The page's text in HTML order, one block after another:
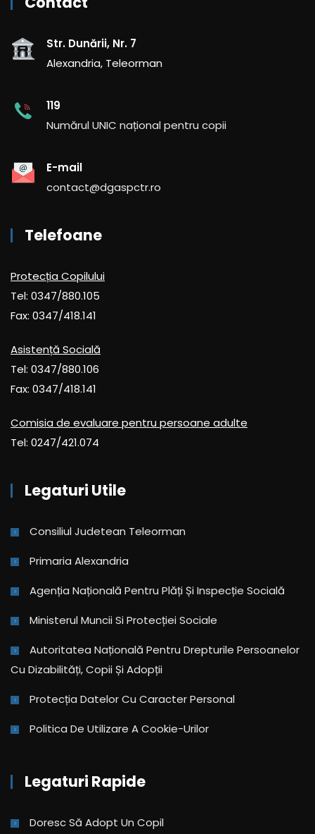
Str. Dunării, Nr. 7
Alexandria, Teleorman
119
Numărul UNIC național pentru copii
E-mail
contact@dgaspctr.ro
Telefoane
Protecția Copilului
Tel: 0347/880.105
Fax: 0347/418.141
Asistență Socială
Tel: 0347/880.106
Fax: 0347/418.141
Comisia de evaluare pentru persoane adulte
Tel: 0247/421.074
Legaturi Utile
Consiliul Judetean Teleorman
Primaria Alexandria
Agenția Națională Pentru Plăți Și Inspecție Socială
Ministerul Muncii Si Protecției Sociale
Autoritatea Națională Pentru Drepturile Persoanelor
Cu Dizabilități, Copii Și Adopții
Protecția Datelor Cu Caracter Personal
Politica De Utilizare A Cookie-Urilor
Legaturi Rapide
Doresc Să Adopt Un Copil